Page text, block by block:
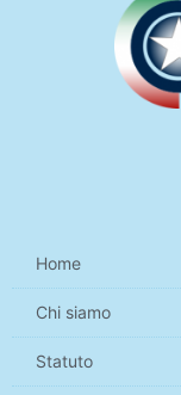
Home
Chi siamo
Statuto